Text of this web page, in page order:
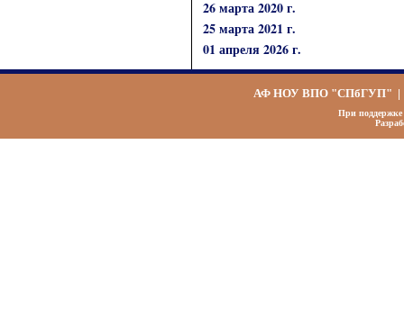
26 марта 2020 г.
25 марта 2021 г.
01 апреля 2026 г.
АФ НОУ ВПО "СПбГУП"
При